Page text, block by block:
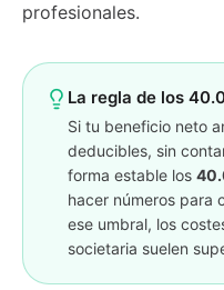
profesionales.
La regla de los
Si tu beneficio neto
deducibles, sin
forma estable los
hacer números para
ese umbral, los
societaria suelen